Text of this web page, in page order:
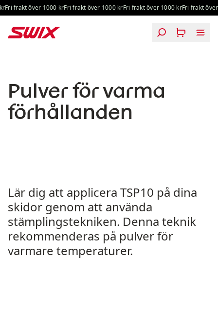
Hoppa till innehåll
Fri frakt över 1000 krFri frakt över 1000 krFri frakt över 1000 krFri frakt över
Pulver för varma
förhållanden
Lär dig att applicera TSP10 på dina
skidor genom att använda
stämplingstekniken. Denna teknik
rekommenderas på pulver för
varmare temperaturer.